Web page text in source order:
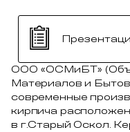
ООО «ОСМиБТ»
Материалов и
современные
кирпича
в г.Старый Оскол.